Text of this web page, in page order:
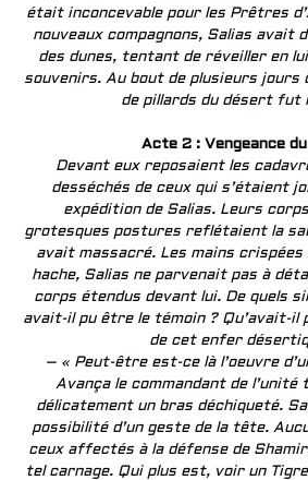
était inconcevable pour les Prêtres
nouveaux compagnons, Salias avait
des dunes, tentant de réveiller en
souvenirs. Au bout de plusieurs jours
de pillards du désert fut
Acte 2 : Vengeance
Devant eux reposaient les
desséchés de ceux qui s’étaient
expédition de Salias. Leurs
grotesques postures reflétaient la
avait massacré. Les mains crispées
hache, Salias ne parvenait pas à
corps étendus devant lui. De quels
avait-il pu être le témoin ? Qu’avait-il
de cet enfer
– « Peut-être est-ce là l’oeuvre
Avança le commandant de l’unité
délicatement un bras déchiqueté.
possibilité d’un geste de la tête.
ceux affectés à la défense de
tel carnage. Qui plus est, voir un